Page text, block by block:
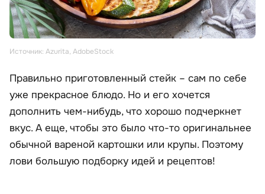
Источник: Azurita, AdobeStock
Правильно приготовленный стейк – сам по себе
уже прекрасное блюдо. Но и его хочется
дополнить чем-нибудь, что хорошо подчеркнет
вкус. А еще, чтобы это было что-то оригинальнее
обычной вареной картошки или крупы. Поэтому
лови большую подборку идей и рецептов!